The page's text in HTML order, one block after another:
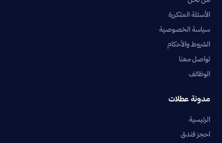
الأسئلة المتكررة
سياسة الخصوصية
الشروط والأحكام
تواصل معنا
الوظائف
مدونة عطلات
الرئيسية
احجز فندق